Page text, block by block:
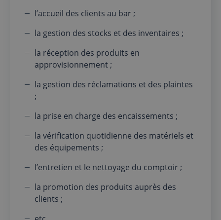
l’accueil des clients au bar ;
la gestion des stocks et des inventaires ;
la réception des produits en
approvisionnement ;
la gestion des réclamations et des plaintes
;
la prise en charge des encaissements ;
la vérification quotidienne des matériels et
des équipements ;
l’entretien et le nettoyage du comptoir ;
la promotion des produits auprès des
clients ;